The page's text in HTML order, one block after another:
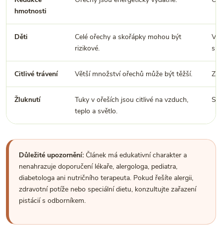
hmotnosti
Děti
Celé ořechy a skořápky mohou být
rizikové.
Citlivé trávení Větší množství ořechů může být těžší.
Žluknutí
Tuky v ořeších jsou citlivé na vzduch,
teplo a světlo.
Důležité upozornění: Článek má edukativní charakter a
nenahrazuje doporučení lékaře, alergologa, pediatra,
diabetologa ani nutričního terapeuta. Pokud řešíte alergii,
zdravotní potíže nebo speciální dietu, konzultujte zařazení
pistácií s odborníkem.